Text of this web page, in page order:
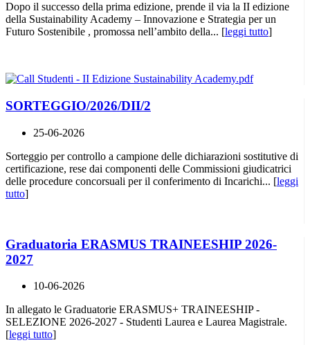
Dopo il successo della prima edizione, prende il via la II edizione
della Sustainability Academy – Innovazione e Strategia per un
Futuro Sostenibile , promossa nell’ambito della... [leggi tutto]
SORTEGGIO/2026/DII/2
25-06-2026
Sorteggio per controllo a campione delle dichiarazioni sostitutive di
certificazione, rese dai componenti delle Commissioni giudicatrici
delle procedure concorsuali per il conferimento di Incarichi... [leggi
tutto]
Graduatoria ERASMUS TRAINEESHIP 2026-
2027
10-06-2026
In allegato le Graduatorie ERASMUS+ TRAINEESHIP -
SELEZIONE 2026-2027 - Studenti Laurea e Laurea Magistrale.
[leggi tutto]